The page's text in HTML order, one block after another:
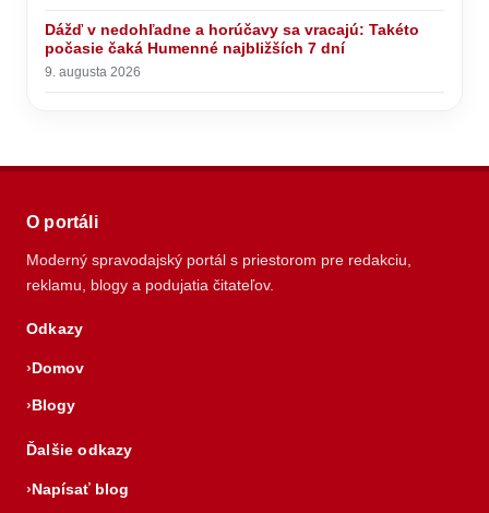
Dážď v nedohľadne a horúčavy sa vracajú: Takéto
počasie čaká Humenné najbližších 7 dní
9. augusta 2026
O portáli
Moderný spravodajský portál s priestorom pre redakciu,
reklamu, blogy a podujatia čitateľov.
Odkazy
Domov
Blogy
Ďalšie odkazy
Napísať blog